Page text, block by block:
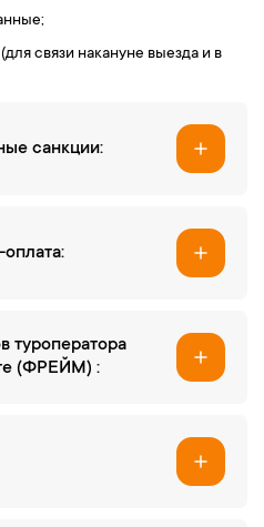
связи накануне выезда и в
санкции:
туроператора
(ФРЕЙМ) :